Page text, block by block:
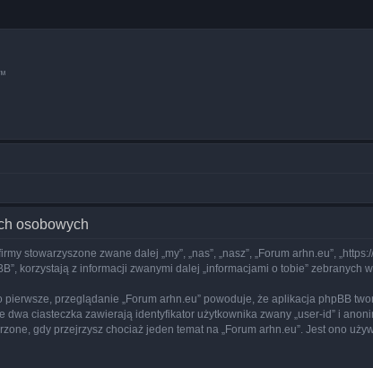
osobowych
stowarzyszone zwane dalej „my”, „nas”, „nasz”, „Forum arhn.eu”,
korzystają z informacji zwanymi dalej „informacjami o tobie”
przeglądanie „Forum arhn.eu” powoduje, że aplikacja phpBB
ciasteczka zawierają identyfikator użytkownika zwany „user-id” i
gdy przejrzysz chociaż jeden temat na „Forum arhn.eu”. Jest ono